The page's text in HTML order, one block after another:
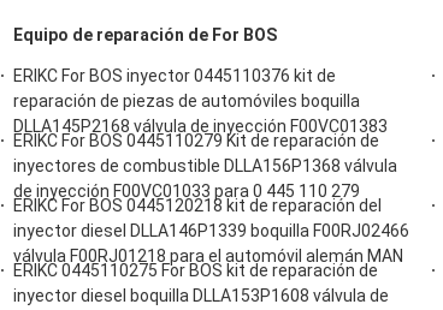
Equipo de reparación de For BOS
ERIKC For BOS inyector 0445110376 kit de
reparación de piezas de automóviles boquilla
DLLA145P2168 válvula de inyección F00VC01383
ERIKC For BOS 0445110279 Kit de reparación de
inyectores de combustible DLLA156P1368 válvula
de inyección F00VC01033 para 0 445 110 279
ERIKC For BOS 0445120218 kit de reparación del
inyector diesel DLLA146P1339 boquilla F00RJ02466
válvula F00RJ01218 para el automóvil alemán MAN
ERIKC 0445110275 For BOS kit de reparación de
inyector diesel boquilla DLLA153P1608 válvula de